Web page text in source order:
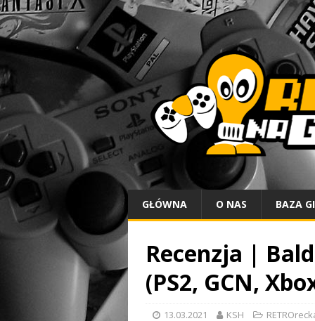
GŁÓWNA O NAS BAZA
Recenzja |
(PS2, GCN,
13.03.2021 KSH